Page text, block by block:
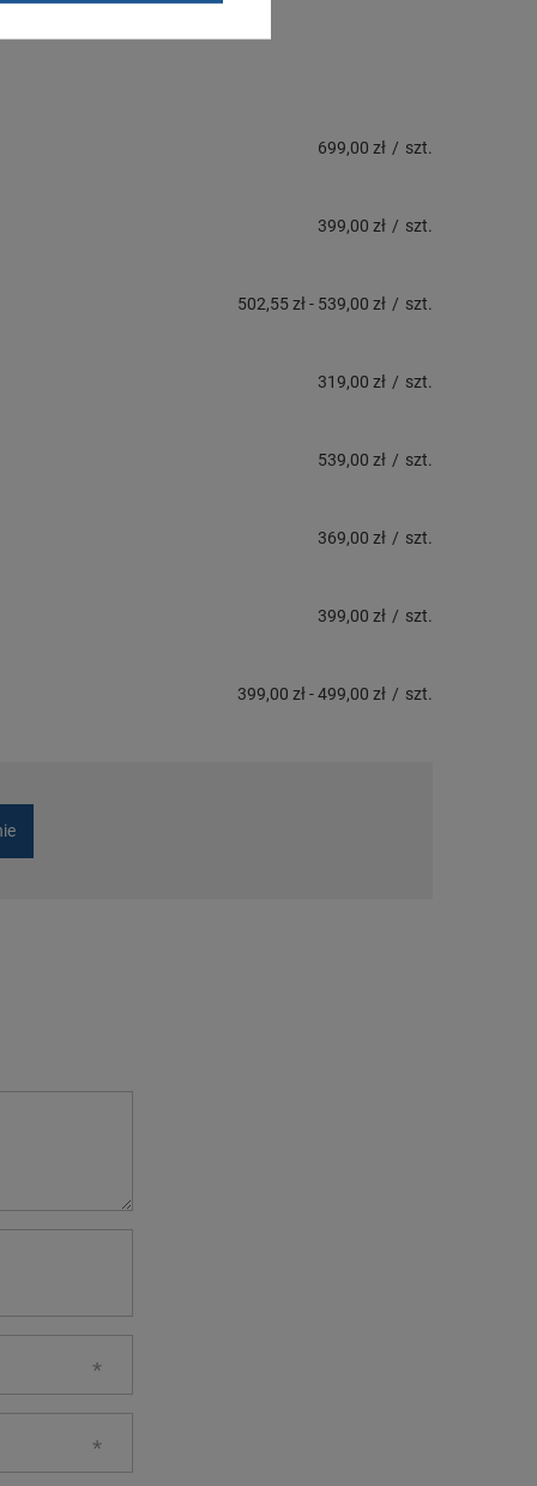
699,00 zł / szt.
399,00 zł / szt.
502,55 zł- 539,00 zł / szt.
319,00 zł / szt.
539,00 zł / szt.
369,00 zł / szt.
399,00 zł / szt.
399,00 zł-499,00 zł / szt.